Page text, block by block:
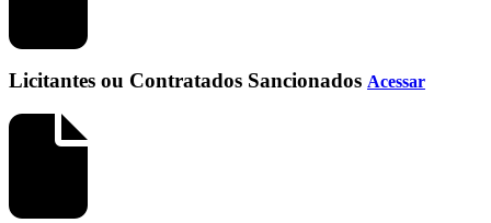
Licitantes ou Contratados Sancionados Acessar